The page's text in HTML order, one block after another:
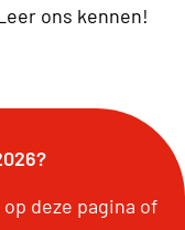
ons kennen!
deze pagina of